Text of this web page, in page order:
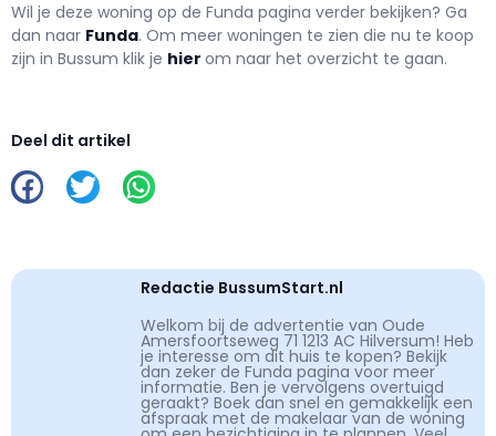
Wil je deze woning op de Funda pagina verder bekijken? Ga
dan naar Funda. Om meer woningen te zien die nu te koop
zijn in Bussum klik je hier om naar het overzicht te gaan.
Deel dit artikel
Redactie BussumStart.nl
Welkom bij de advertentie van Oude
Amersfoortseweg 71 1213 AC Hilversum! Heb
je interesse om dit huis te kopen? Bekijk
dan zeker de Funda pagina voor meer
informatie. Ben je vervolgens overtuigd
geraakt? Boek dan snel en gemakkelijk een
afspraak met de makelaar van de woning